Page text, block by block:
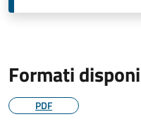
Formati
PDF